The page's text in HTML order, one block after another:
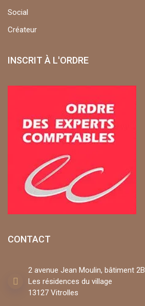
Social
Créateur
INSCRIT À L'ORDRE
CONTACT
2 avenue Jean Moulin, bâtiment 2B
Les résidences du village
13127 Vitrolles